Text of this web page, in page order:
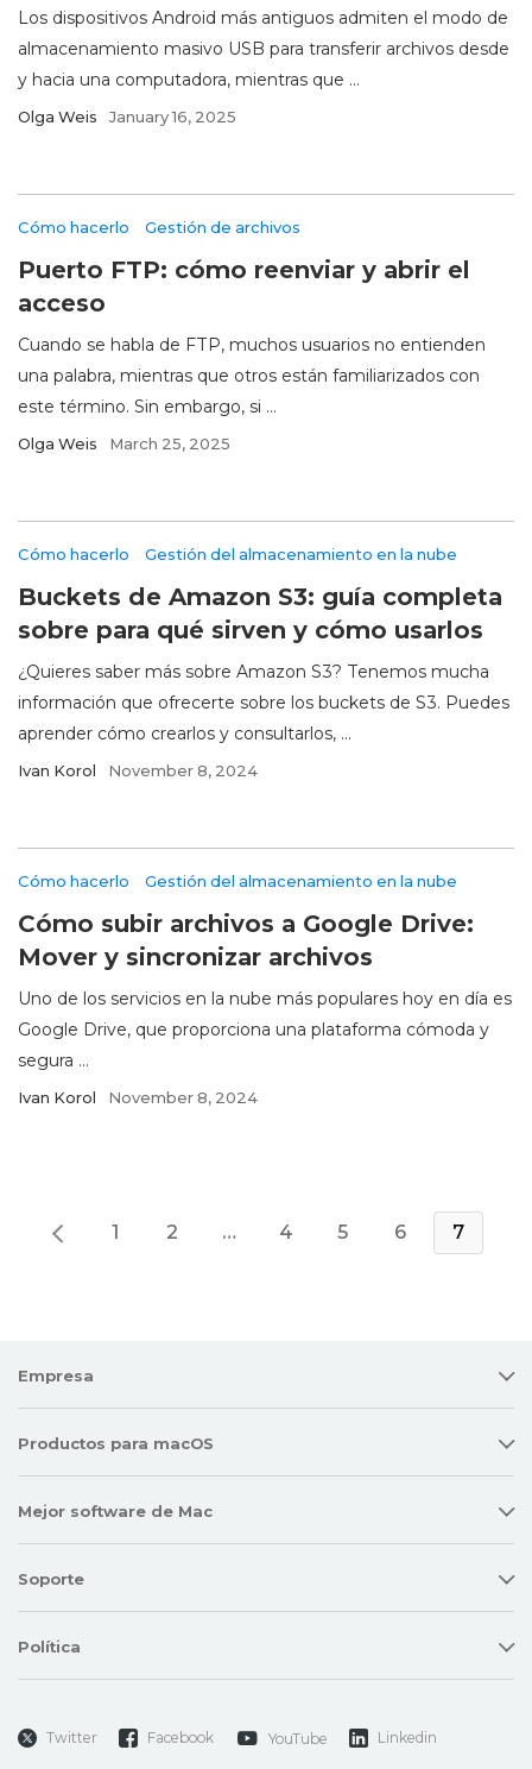
Los dispositivos Android más antiguos admiten el modo de
almacenamiento masivo USB para transferir archivos desde
y hacia una computadora, mientras que ...
Olga Weis January 16, 2025
Cómo hacerlo Gestión de archivos
Puerto FTP: cómo reenviar y abrir el
acceso
Cuando se habla de FTP, muchos usuarios no entienden
una palabra, mientras que otros están familiarizados con
este término. Sin embargo, si ...
Olga Weis March 25, 2025
Cómo hacerlo Gestión del almacenamiento en la nube
Buckets de Amazon S3: guía completa
sobre para qué sirven y cómo usarlos
¿Quieres saber más sobre Amazon S3? Tenemos mucha
información que ofrecerte sobre los buckets de S3. Puedes
aprender cómo crearlos y consultarlos, ...
Ivan Korol November 8, 2024
Cómo hacerlo Gestión del almacenamiento en la nube
Cómo subir archivos a Google Drive:
Mover y sincronizar archivos
Uno de los servicios en la nube más populares hoy en día es
Google Drive, que proporciona una plataforma cómoda y
segura ...
Ivan Korol November 8, 2024
1 2 … 4 5 6 7
Empresa
Productos para macOS
Mejor software de Mac
Soporte
Política
Twitter Facebook YouTube Linkedin